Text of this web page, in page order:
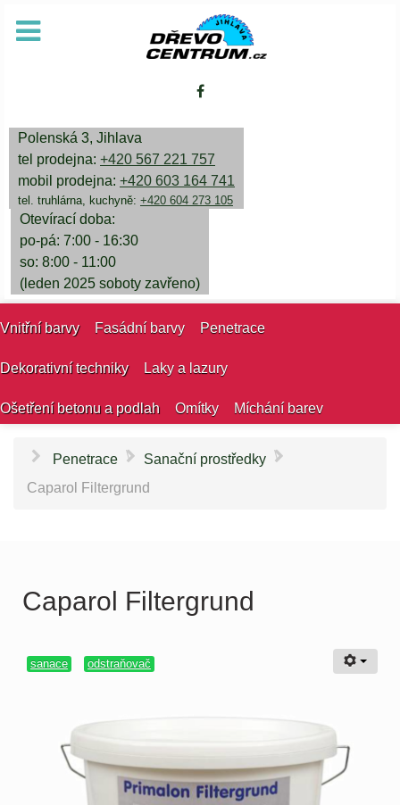
Polenská 3, Jihlava
tel prodejna: +420 567 221 757
mobil prodejna: +420 603 164 741
tel. truhlárna, kuchyně: +420 604 273 105
Otevírací doba:
po-pá: 7:00 - 16:30
so: 8:00 - 11:00
(leden 2025 soboty zavřeno)
Vnitřní barvy Fasádní barvy Penetrace
Dekorativní techniky Laky a lazury
Ošetření betonu a podlah Omítky Míchání barev
Penetrace \ Sanační prostředky \
Caparol Filtergrund
Caparol Filtergrund
sanace odstraňovač